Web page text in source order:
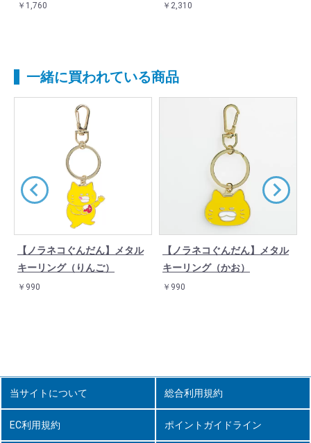
￥1,760 ￥2,310
一緒に買われている商品
【ノラネコぐんだん】メタル
キーリング（りんご）
￥990
【ノラネコぐんだん】メタル
キーリング（かお）
￥990
当サイトについて 総合利用規約
EC利用規約 ポイントガイドライン